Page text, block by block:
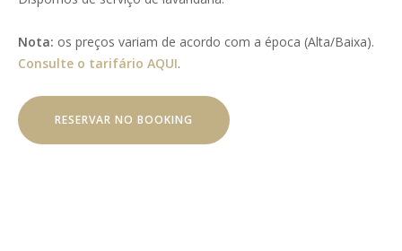
Nota: os preços variam de acordo com a época (Alta/Baixa).
Consulte o tarifário AQUI.
RESERVAR NO BOOKING